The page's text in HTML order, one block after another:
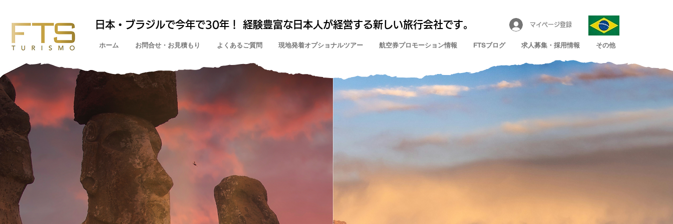
日本・ブラジルで今年で30年！ 経験豊富な日本人が経営する新しい旅行会社です。 マイページ登録
ホーム お問合せ・お見積もり よくあるご質問 現地発着オプショナルツアー 航空券プロモーション情報 FTSブログ 求人募集・採用情報 その他